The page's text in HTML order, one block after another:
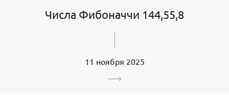
Числа Фибоначчи 144,55,8
11 ноября 2025